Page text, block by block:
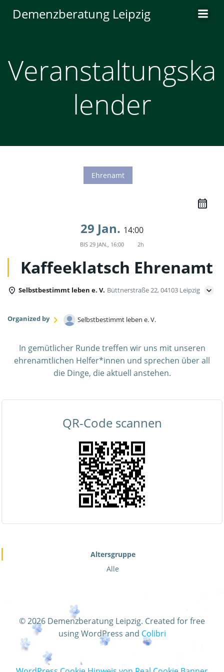
Inhalt
Demenzberatung Leipzig
Veranstaltungska
lender
Ehrenamt
29 Jan. 14:00
BIS 29 JAN., 16:00 2h
Kaffeeklatsch Ehrenamt
Selbstbestimmt leben e. V. Büttnerstraße 22, 04103 Leipzig
Organized by Selbstbestimmt leben e. V.
In gemütlicher Runde treffen wir uns mit unseren
ehrenamtlichen Helfer*innen und sprechen über all
die Dinge, die aktuell anstehen.
QR-Code scannen
Altersgruppe
Alle
© 2026 Demenzberatung Leipzig. Created for free
using WordPress and Colibri